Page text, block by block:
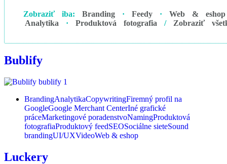
Zobraziť iba: Branding · Feedy · Web & eshop
Analytika · Produktová fotografia / Zobraziť
Bublify
BrandingAnalytikaCopywritingFiremný profil na
GoogleGoogle Merchant CenterIné grafické
práceMarketingové poradenstvoNamingProduktová
fotografiaProduktový feedSEOSociálne sieteSound
brandingUI/UXVideoWeb & eshop
Luckery